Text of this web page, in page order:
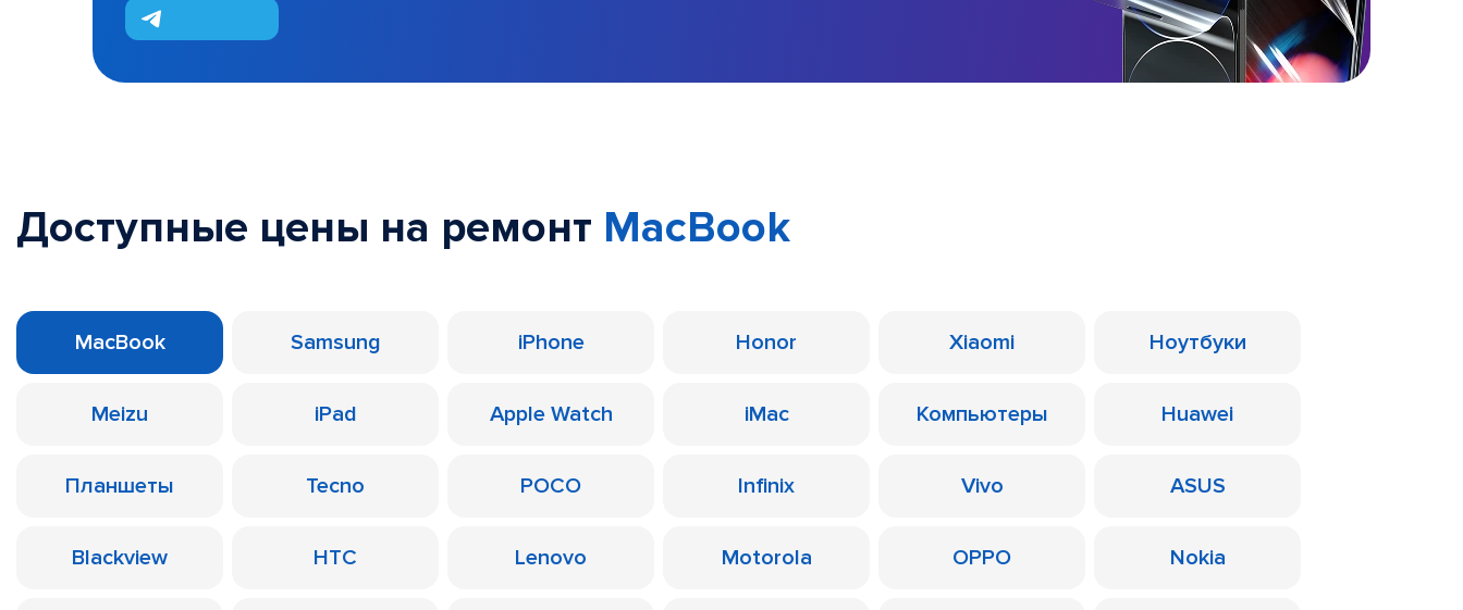
Доступные цены на ремонт MacBook
MacBook Samsung iPhone Honor Xiaomi Ноутбуки
Meizu iPad Apple Watch iMac Компьютеры Huawei
Планшеты Tecno POCO Infinix Vivo ASUS
Blackview HTC Lenovo Motorola OPPO Nokia